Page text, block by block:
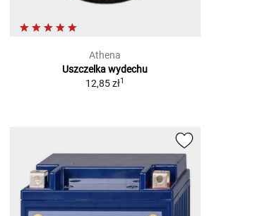
Athena
Uszczelka wydechu
12,85 zł1